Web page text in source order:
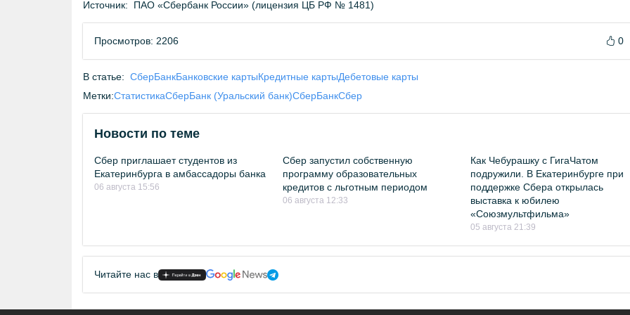
Источник: ПАО «Сбербанк России» (лицензия ЦБ РФ № 1481)
Просмотров: 2206 0
В статье: СберБанкБанковские картыКредитные картыДебетовые карты
Метки:СтатистикаСберБанк (Уральский банк)СберБанкСбер
Новости по теме
Сбер приглашает студентов из
Екатеринбурга в амбассадоры банка
06 августа 15:56
Сбер запустил собственную
программу образовательных
кредитов с льготным периодом
06 августа 12:33
Как Чебурашку с ГигаЧатом
подружили. В Екатеринбурге при
поддержке Сбера открылась
выставка к юбилею
«Союзмультфильма»
05 августа 21:39
Читайте нас в